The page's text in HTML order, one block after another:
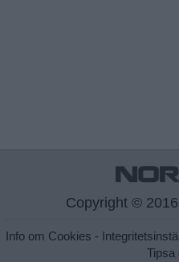
Copyright ©
Info om Cookies -
Tipsa